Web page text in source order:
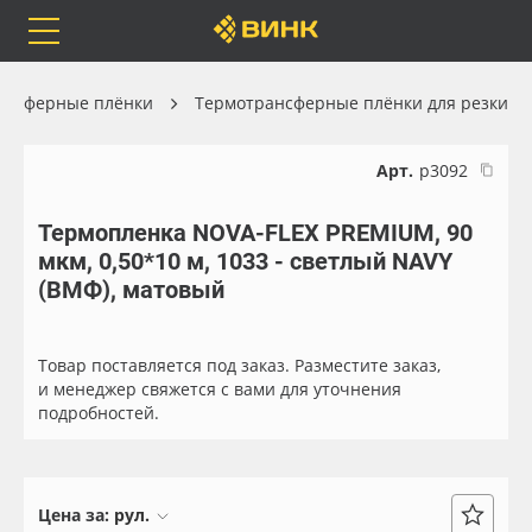
Каталог
Orafol
Бренды
Доставка
Весь каталог
Рулонные материалы
Самоклеящиеся плёнки
Листовые материалы
плёнки Термотрансферные плёнки для резки
Арт. р3092
Термопленка NOVA-FLEX PREMIUM, 90
мкм, 0,50*10 м, 1033 - светлый NAVY
(ВМФ), матовый
Товар поставляется под заказ. Разместите заказ,
и менеджер свяжется с вами для уточнения
подробностей.
Цена за: рул.